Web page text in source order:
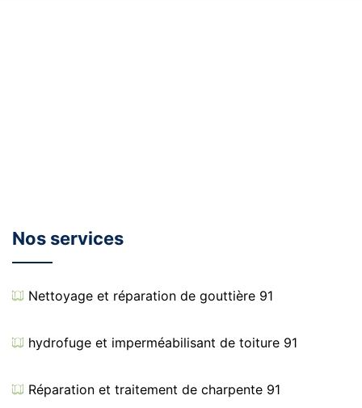
Nos services
Nettoyage et réparation de gouttière 91
hydrofuge et imperméabilisant de toiture 91
Réparation et traitement de charpente 91